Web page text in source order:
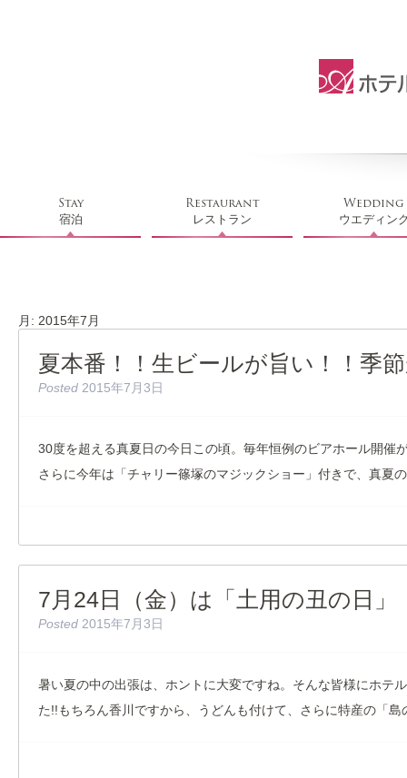
Stay
宿泊
Restaurant
レストラン
Wedding
ウエディン
月: 2015年7月
夏本番！！生ビールが旨い！！季
Posted 2015年7月3日
30度を超える真夏日の今日この頃。毎年恒例のビアホール開催
さらに今年は「チャリー篠塚のマジックショー」付きで、真
7月24日（金）は「土用の丑の日」
Posted 2015年7月3日
暑い夏の中の出張は、ホントに大変ですね。そんな皆様にホテ
た!!もちろん香川ですから、うどんも付けて、さらに特産の「